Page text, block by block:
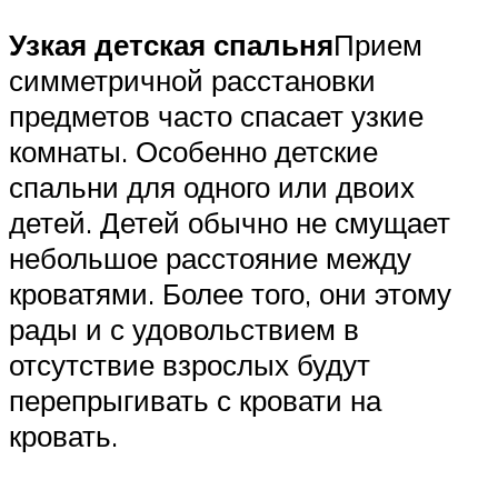
Узкая детская спальняПрием
симметричной расстановки
предметов часто спасает узкие
комнаты. Особенно детские
спальни для одного или двоих
детей. Детей обычно не смущает
небольшое расстояние между
кроватями. Более того, они этому
рады и с удовольствием в
отсутствие взрослых будут
перепрыгивать с кровати на
кровать.